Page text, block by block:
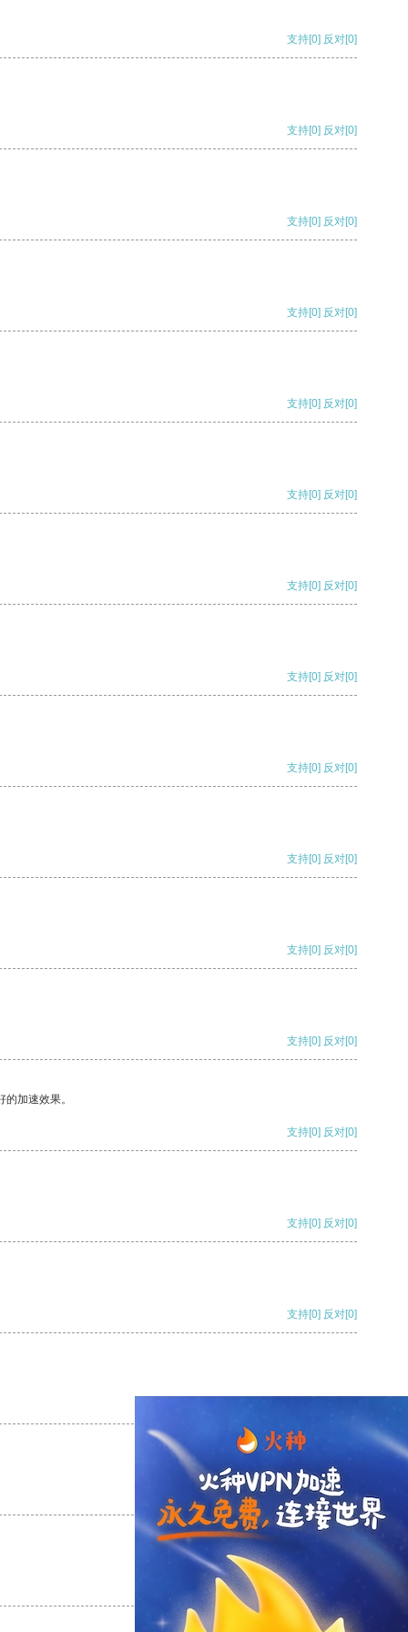
支持[0] 反对[0]
支持[0] 反对[0]
支持[0] 反对[0]
支持[0] 反对[0]
支持[0] 反对[0]
支持[0] 反对[0]
支持[0] 反对[0]
支持[0] 反对[0]
支持[0] 反对[0]
支持[0] 反对[0]
支持[0] 反对[0]
支持[0] 反对[0]
加速效果。
支持[0] 反对[0]
支持[0] 反对[0]
支持[0] 反对[0]
支持 [0] 反对 [0]
支持